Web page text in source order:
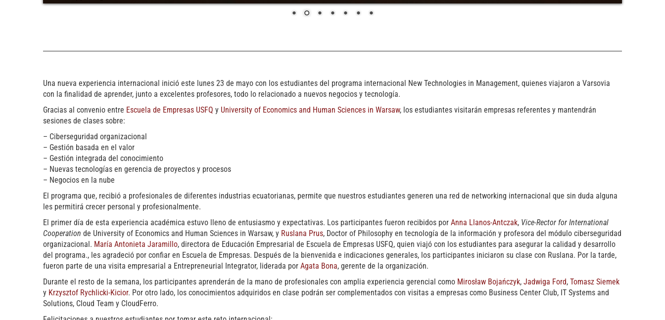
Una nueva experiencia internacional inició este lunes 23 de mayo con los estudiantes del programa internacional New Technologies in Management, quienes viajaron a Varsovia
con la finalidad de aprender, junto a excelentes profesores, todo lo relacionado a nuevos negocios y tecnología.
Gracias al convenio entre Escuela de Empresas USFQ y University of Economics and Human Sciences in Warsaw, los estudiantes visitarán empresas referentes y mantendrán
sesiones de clases sobre:
– Ciberseguridad organizacional
– Gestión basada en el valor
– Gestión integrada del conocimiento
– Nuevas tecnologías en gerencia de proyectos y procesos
– Negocios en la nube
El programa que, recibió a profesionales de diferentes industrias ecuatorianas, permite que nuestros estudiantes generen una red de networking internacional que sin duda alguna
les permitirá crecer personal y profesionalmente.
El primer día de esta experiencia académica estuvo lleno de entusiasmo y expectativas. Los participantes fueron recibidos por Anna Llanos-Antczak, Vice-Rector for International
Cooperation de University of Economics and Human Sciences in Warsaw, y Ruslana Prus, Doctor of Philosophy en tecnología de la información y profesora del módulo ciberseguridad
organizacional. María Antonieta Jaramillo, directora de Educación Empresarial de Escuela de Empresas USFQ, quien viajó con los estudiantes para asegurar la calidad y desarrollo
del programa., les agradeció por confiar en Escuela de Empresas. Después de la bienvenida e indicaciones generales, los participantes iniciaron su clase con Ruslana. Por la tarde,
fueron parte de una visita empresarial a Entrepreneurial Integrator, liderada por Agata Bona, gerente de la organización.
Durante el resto de la semana, los participantes aprenderán de la mano de profesionales con amplia experiencia gerencial como Mirosław Bojańczyk, Jadwiga Ford, Tomasz Siemek
y Krzysztof Rychlicki-Kicior. Por otro lado, los conocimientos adquiridos en clase podrán ser complementados con visitas a empresas como Business Center Club, IT Systems and
Solutions, Cloud Team y CloudFerro.